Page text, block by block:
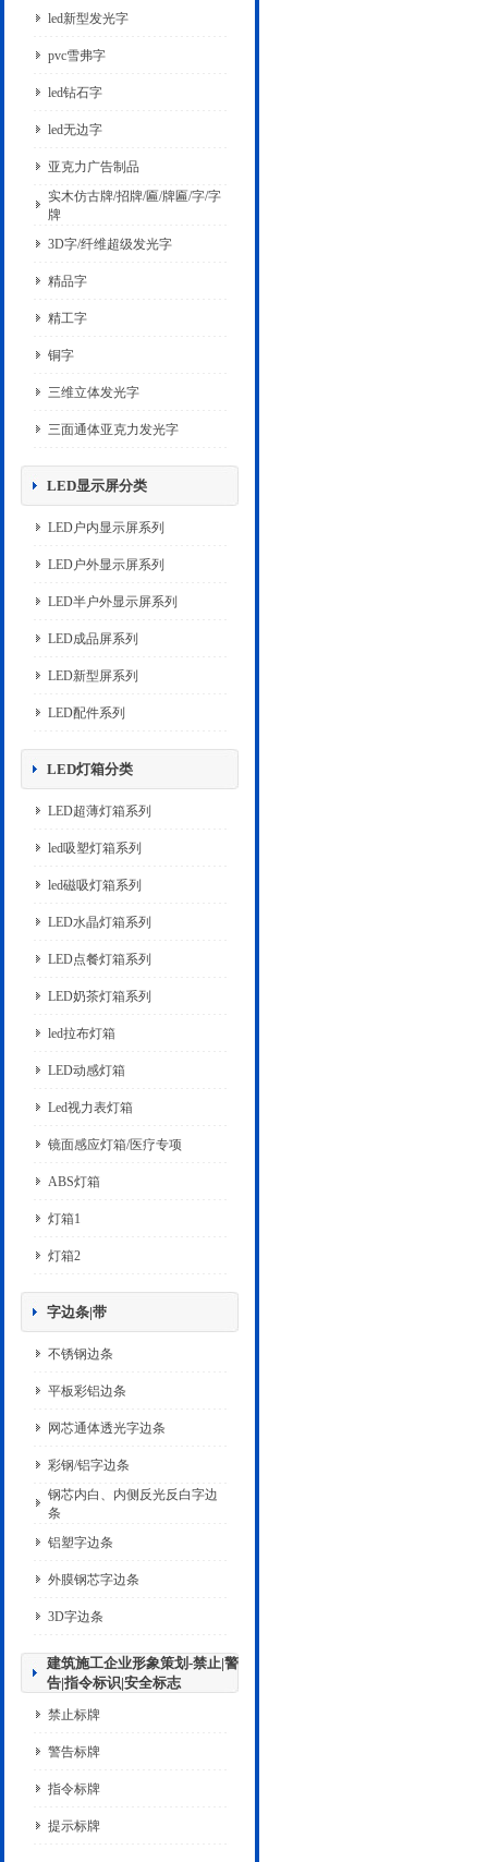
led新型发光字
pvc雪弗字
led钻石字
led无边字
亚克力广告制品
实木仿古牌/招牌/匾/牌匾/字/字
牌
3D字/纤维超级发光字
精品字
精工字
铜字
三维立体发光字
三面通体亚克力发光字
LED显示屏分类
LED户内显示屏系列
LED户外显示屏系列
LED半户外显示屏系列
LED成品屏系列
LED新型屏系列
LED配件系列
LED灯箱分类
LED超薄灯箱系列
led吸塑灯箱系列
led磁吸灯箱系列
LED水晶灯箱系列
LED点餐灯箱系列
LED奶茶灯箱系列
led拉布灯箱
LED动感灯箱
Led视力表灯箱
镜面感应灯箱/医疗专项
ABS灯箱
灯箱1
灯箱2
字边条|带
不锈钢边条
平板彩铝边条
网芯通体透光字边条
彩钢/铝字边条
钢芯内白、内侧反光反白字边
条
铝塑字边条
外膜钢芯字边条
3D字边条
建筑施工企业形象策划-禁止|警
告|指令标识|安全标志
禁止标牌
警告标牌
指令标牌
提示标牌